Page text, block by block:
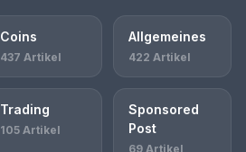
Coins
437 Artikel
Allgemeines
422 Artikel
Trading
105 Artikel
Sponsored
Post
69 Artikel